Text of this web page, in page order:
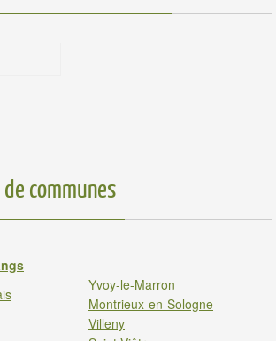
communes
Yvoy-le-Marron
Montrieux-en-Sologne
Villeny